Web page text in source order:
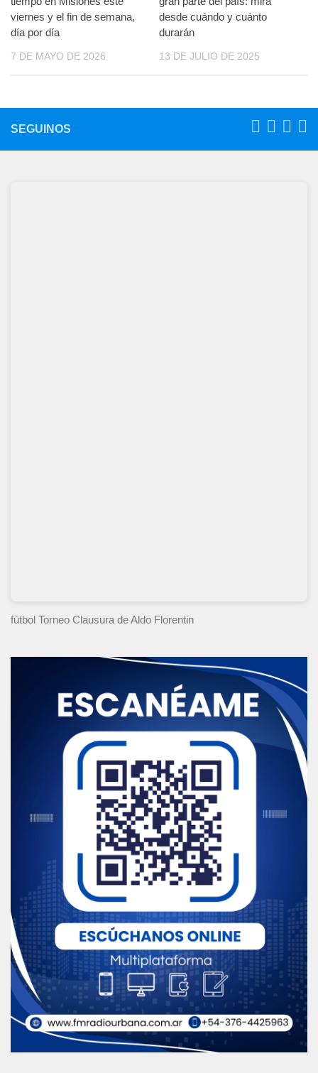
viernes y el fin de semana,
día por día
7 DE MAYO DE 2026
desde cuándo y cuánto
durarán
13 DE JULIO DE 2025
SEGUINOS
fútbol Torneo Clausura de Aldo Florentin